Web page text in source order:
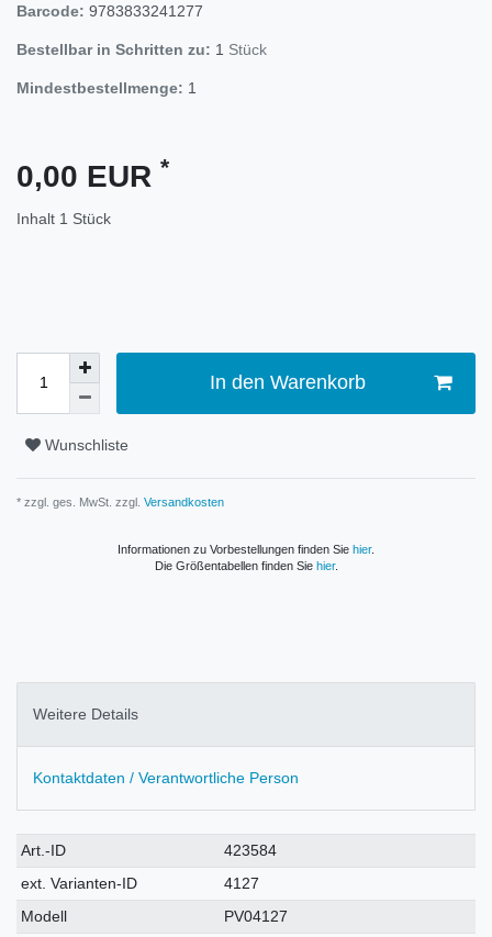
Barcode: 9783833241277
Bestellbar in Schritten zu: 1 Stück
Mindestbestellmenge: 1
0,00 EUR *
Inhalt 1 Stück
In den Warenkorb
Wunschliste
* zzgl. ges. MwSt. zzgl. Versandkosten
Informationen zu Vorbestellungen finden Sie hier.
Die Größentabellen finden Sie hier.
Weitere Details
Kontaktdaten / Verantwortliche Person
Technisches
Merkmal
Wert
Art.-ID
423584
ext. Varianten-ID
4127
Modell
PV04127